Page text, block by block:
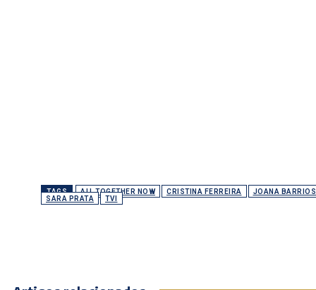
TAGS ALL TOGETHER NOW CRISTINA FERREIRA
JOANA BARRIOS
SARA PRATA
TVI